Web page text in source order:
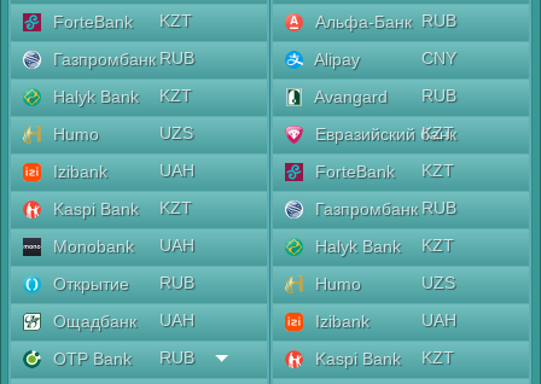
ForteBank
KZT
Газпромбанк RUB
Halyk Bank
KZT
Humo
UZS
Izibank
UAH
Kaspi Bank
KZT
Monobank
UAH
Открытие
RUB
Ощадбанк
UAH
OTP Bank
RUB
Альфа-Банк RUB
Alipay
CNY
Avangard
RUB
Евразийский банк
KZT
ForteBank
KZT
Газпромбанк RUB
Halyk Bank
KZT
Humo
UZS
Izibank
UAH
Kaspi Bank
KZT